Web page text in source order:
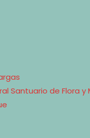
Santuario de Flora y